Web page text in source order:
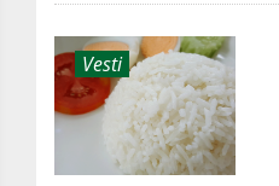
Vesti